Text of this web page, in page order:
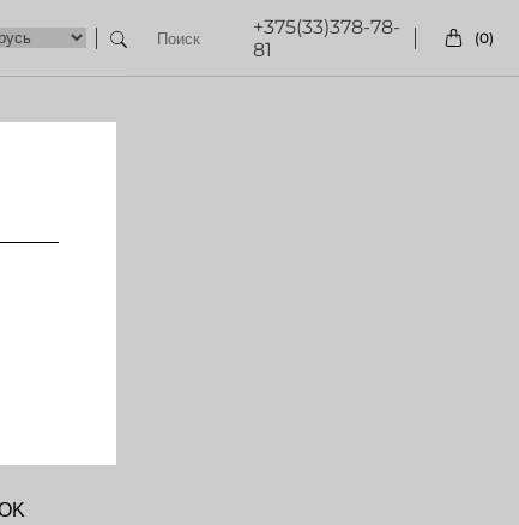
+375(33)378-78-
81
(0)